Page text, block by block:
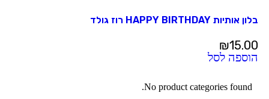
בלון אותיות HAPPY BIRTHDAY רוז גולד
₪15.00
הוספה לסל
No product categories found.